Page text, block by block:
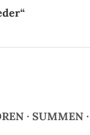
· SUMMEN